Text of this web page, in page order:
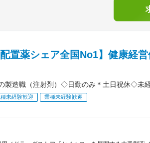
置薬シェア全国No1】健康経
製造職（注射剤）◇日勤のみ＊土日祝休◇未
未経験歓迎 業種未経験歓迎